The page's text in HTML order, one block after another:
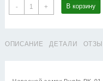
-
Количество
товара
(Пунто)
+ В корзину
ОПИСАНИЕ ДЕТАЛИ